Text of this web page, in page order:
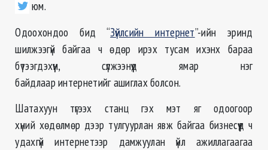
юм.
Одоохондоо бид “Зүйлсийн интернет”-ийн эринд
шилжээгүй байгаа ч өдөр ирэх тусам ихэнх бараа
бүтээгдэхүүн, сүлжээнүүд ямар нэг
байдлаар интернетийг ашиглах болсон.
Шатахуун түгээх станц гэх мэт яг одоогоор
хүний хөдөлмөр дээр тулгуурлан явж байгаа бизнесүүд ч
удахгүй интернетээр дамжуулан үйл ажиллагаагаа